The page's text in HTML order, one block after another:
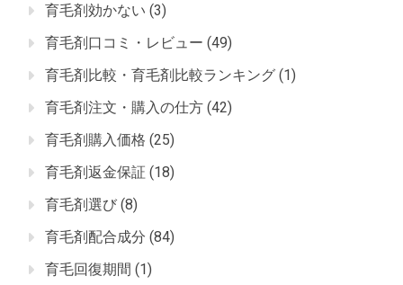
育毛剤効かない (3)
育毛剤口コミ・レビュー (49)
育毛剤比較・育毛剤比較ランキング (1)
育毛剤注文・購入の仕方 (42)
育毛剤購入価格 (25)
育毛剤返金保証 (18)
育毛剤選び (8)
育毛剤配合成分 (84)
育毛回復期間 (1)